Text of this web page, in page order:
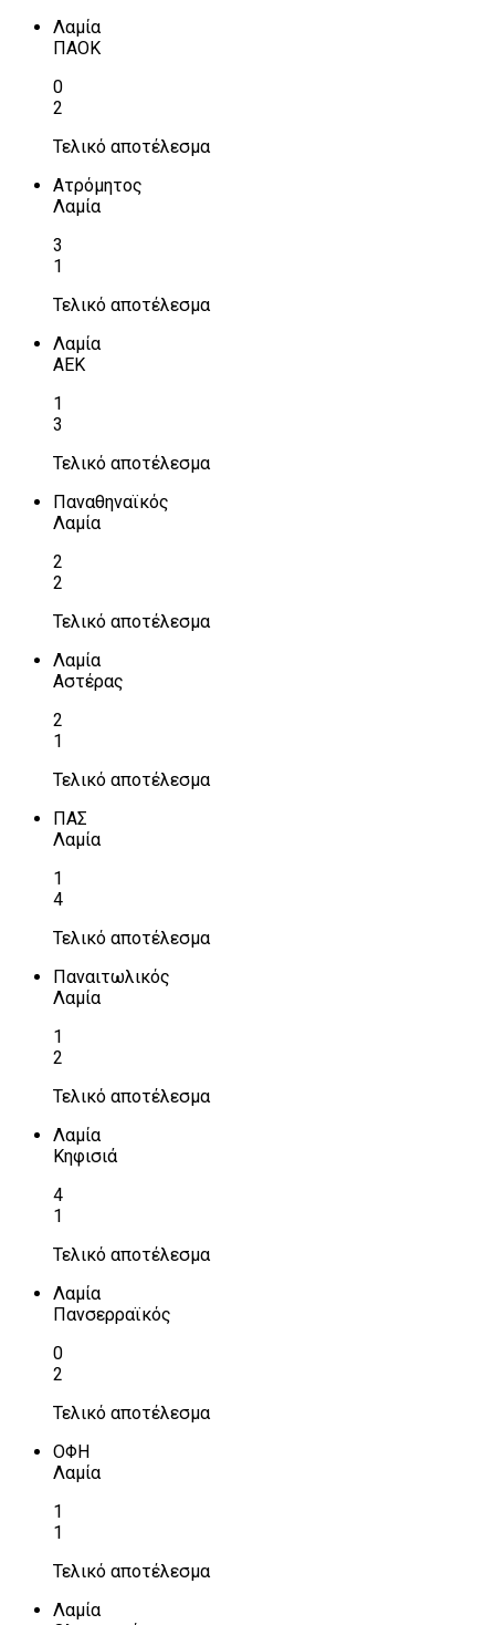
Λαμία
ΠΑΟΚ
0
2
Τελικό αποτέλεσμα
Ατρόμητος
Λαμία
3
1
Τελικό αποτέλεσμα
Λαμία
ΑΕΚ
1
3
Τελικό αποτέλεσμα
Παναθηναϊκός
Λαμία
2
2
Τελικό αποτέλεσμα
Λαμία
Αστέρας
2
1
Τελικό αποτέλεσμα
ΠΑΣ
Λαμία
1
4
Τελικό αποτέλεσμα
Παναιτωλικός
Λαμία
1
2
Τελικό αποτέλεσμα
Λαμία
Κηφισιά
4
1
Τελικό αποτέλεσμα
Λαμία
Πανσερραϊκός
0
2
Τελικό αποτέλεσμα
ΟΦΗ
Λαμία
1
1
Τελικό αποτέλεσμα
Λαμία